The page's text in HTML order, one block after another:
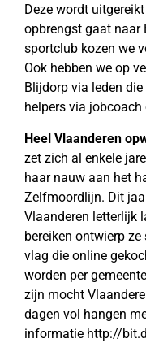
Deze wordt
opbrengst gaat naar
sportclub kozen we
Ook hebben we op
Blijdorp via leden
helpers via jobcoach
Heel Vlaanderen
zet zich al enkele
haar nauw aan het
Zelfmoordlijn. Dit
Vlaanderen letterlijk
bereiken ontwierp ze
vlag die online
worden per
zijn mocht
dagen vol hangen
informatie http://